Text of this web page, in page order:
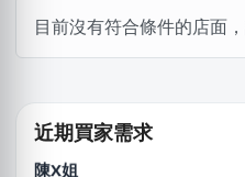
目前沒有符合條件的店面
近期買家需求
林X芷
新北市｜預算 10萬~30萬元
高雄市｜預算 30萬~50萬元
陳X姐